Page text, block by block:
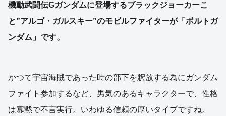
機動武闘伝Gガンダムに登場するブラックジョーカーこ
と”アルゴ・ガルスキー”のモビルファイターが「ボルトガ
ンダム」です。
かつて宇宙海賊であった時の部下を釈放する為にガンダム
ファイト参加するなど、男気のあるキャラクターで、性格
は寡黙で不言実行。いわゆる信頼の厚いタイプですね。